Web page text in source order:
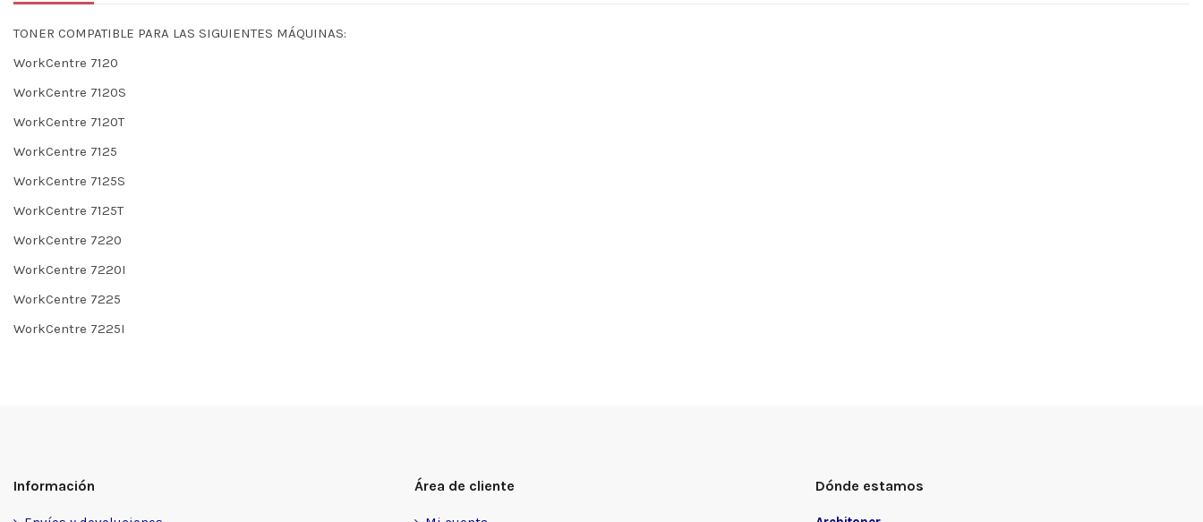
TONER COMPATIBLE PARA LAS SIGUIENTES MÁQUINAS:
WorkCentre 7120
WorkCentre 7120S
WorkCentre 7120T
WorkCentre 7125
WorkCentre 7125S
WorkCentre 7125T
WorkCentre 7220
WorkCentre 7220I
WorkCentre 7225
WorkCentre 7225I
Información Área de cliente Dónde estamos